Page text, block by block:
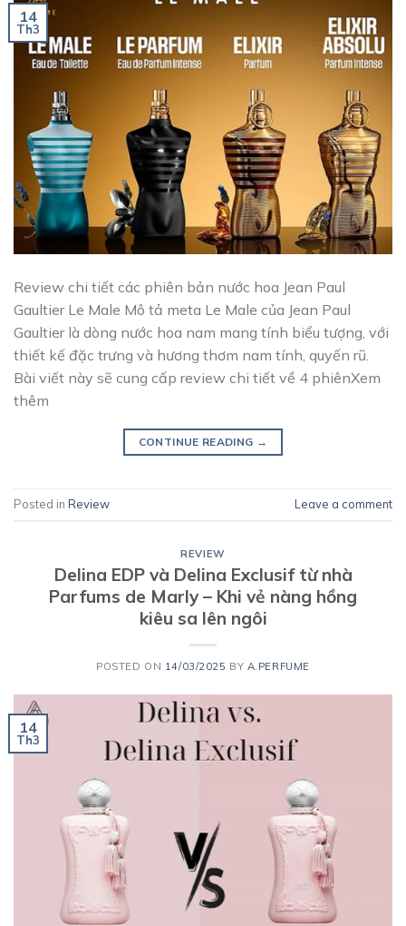
14
Th3
Review chi tiết các phiên bản nước hoa Jean Paul
Gaultier Le Male Mô tả meta Le Male của Jean Paul
Gaultier là dòng nước hoa nam mang tính biểu tượng, với
thiết kế đặc trưng và hương thơm nam tính, quyến rũ.
Bài viết này sẽ cung cấp review chi tiết về 4 phiênXem
thêm
CONTINUE READING →
Posted in Review Leave a comment
REVIEW
Delina EDP và Delina Exclusif từ nhà
Parfums de Marly – Khi vẻ nàng hồng
kiêu sa lên ngôi
POSTED ON 14/03/2025 BY A.PERFUME
14
Th3